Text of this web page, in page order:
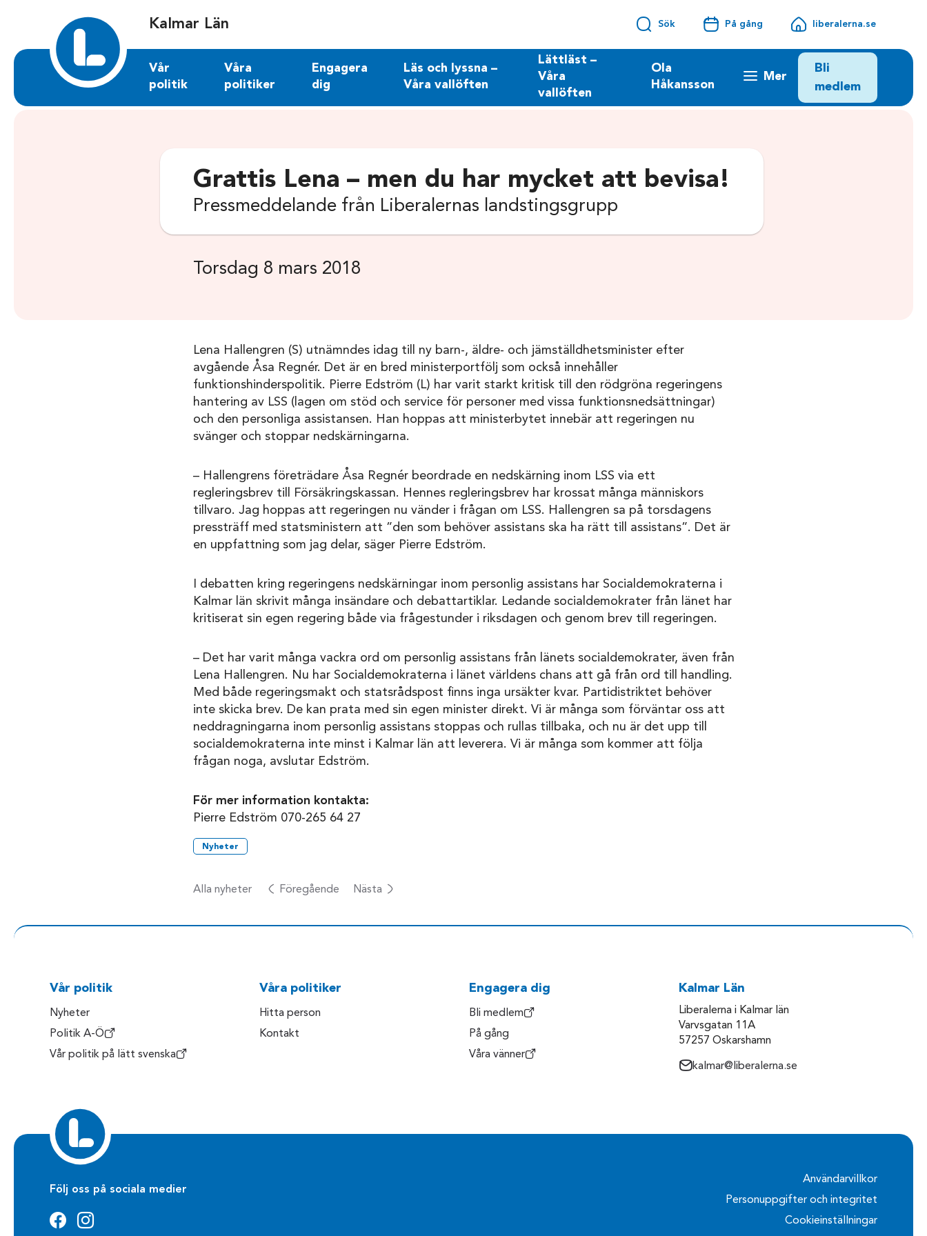
Kalmar Län Sök På gång liberalerna.se
Vår
politik
Våra
politiker
Engagera
dig
Läs och lyssna –
Våra vallöften
Lättläst –
Våra
vallöften
Ola
Håkansson
Mer
Bli
medlem
Grattis Lena – men du har mycket att bevisa!
Pressmeddelande från Liberalernas landstingsgrupp
Torsdag 8 mars 2018
Lena Hallengren (S) utnämndes idag till ny barn-, äldre- och jämställdhetsminister efter
avgående Åsa Regnér. Det är en bred ministerportfölj som också innehåller
funktionshinderspolitik. Pierre Edström (L) har varit starkt kritisk till den rödgröna regeringens
hantering av LSS (lagen om stöd och service för personer med vissa funktionsnedsättningar)
och den personliga assistansen. Han hoppas att ministerbytet innebär att regeringen nu
svänger och stoppar nedskärningarna.
– Hallengrens företrädare Åsa Regnér beordrade en nedskärning inom LSS via ett
regleringsbrev till Försäkringskassan. Hennes regleringsbrev har krossat många människors
tillvaro. Jag hoppas att regeringen nu vänder i frågan om LSS. Hallengren sa på torsdagens
pressträff med statsministern att ”den som behöver assistans ska ha rätt till assistans”. Det är
en uppfattning som jag delar, säger Pierre Edström.
I debatten kring regeringens nedskärningar inom personlig assistans har Socialdemokraterna i
Kalmar län skrivit många insändare och debattartiklar. Ledande socialdemokrater från länet har
kritiserat sin egen regering både via frågestunder i riksdagen och genom brev till regeringen.
– Det har varit många vackra ord om personlig assistans från länets socialdemokrater, även från
Lena Hallengren. Nu har Socialdemokraterna i länet världens chans att gå från ord till handling.
Med både regeringsmakt och statsrådspost finns inga ursäkter kvar. Partidistriktet behöver
inte skicka brev. De kan prata med sin egen minister direkt. Vi är många som förväntar oss att
neddragningarna inom personlig assistans stoppas och rullas tillbaka, och nu är det upp till
socialdemokraterna inte minst i Kalmar län att leverera. Vi är många som kommer att följa
frågan noga, avslutar Edström.
För mer information kontakta:
Pierre Edström 070-265 64 27
Nyheter
Alla nyheter Föregående Nästa
Vår politik
Nyheter
Politik A-Ö
Vår politik på lätt svenska
Våra politiker
Hitta person
Kontakt
Engagera dig
Bli medlem
På gång
Våra vänner
Kalmar Län
Liberalerna i Kalmar län
Varvsgatan 11A
57257 Oskarshamn
kalmar@liberalerna.se
Följ oss på sociala medier
Användarvillkor
Personuppgifter och integritet
Cookieinställningar